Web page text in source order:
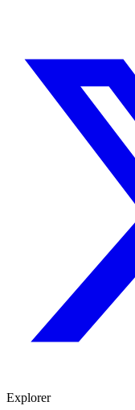
Explorer